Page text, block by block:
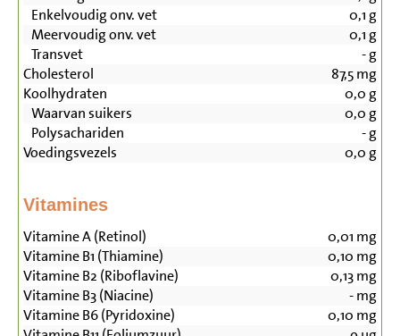
Enkelvoudig onv. vet
0,1 g
Meervoudig onv. vet
0,1 g
Transvet
-g
Cholesterol
87,5mg
Koolhydraten
0,0 g
Waarvan suikers
0,0 g
Polysachariden
-g
Voedingsvezels
0,0 g
Vitamines
Vitamine A (Retinol) 0,01 mg
Vitamine B1 (Thiamine)
0,10 mg
Vitamine B2 (Riboflavine)
0,13mg
Vitamine B3 (Niacine)
-mg
Vitamine B6 (Pyridoxine)
0,10 mg